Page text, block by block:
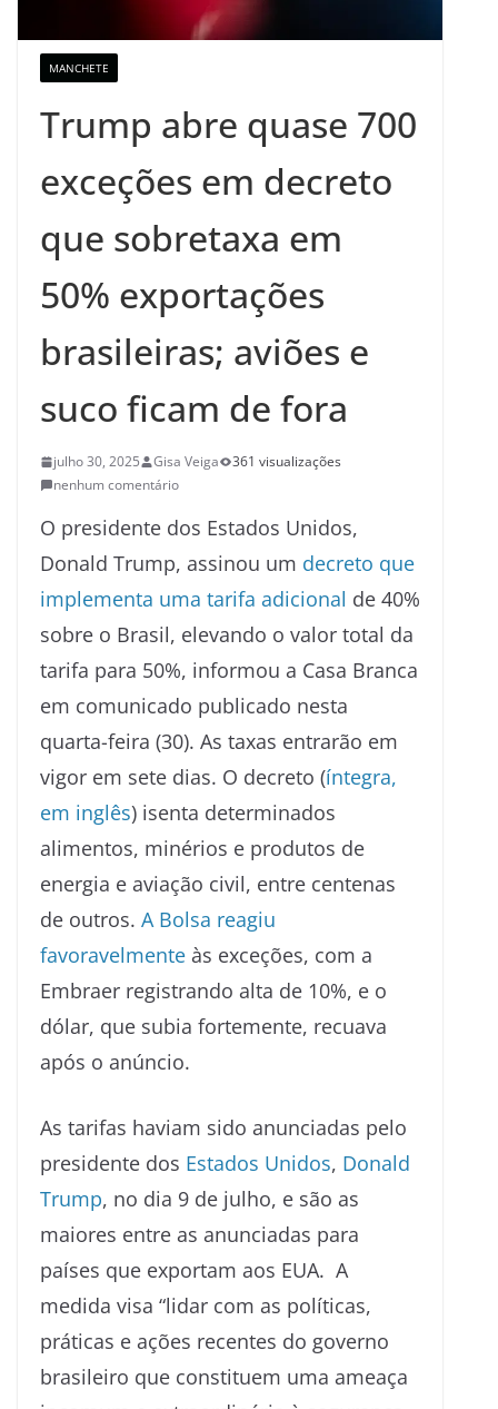
MANCHETE
Trump abre quase 700
exceções em decreto
que sobretaxa em
50% exportações
brasileiras; aviões e
suco ficam de fora
julho 30, 2025 Gisa Veiga
361 visualizações
nenhum comentário
O presidente dos Estados Unidos,
Donald Trump, assinou um decreto que
implementa uma tarifa adicional de 40%
sobre o Brasil, elevando o valor total da
tarifa para 50%, informou a Casa Branca
em comunicado publicado nesta
quarta-feira (30). As taxas entrarão em
vigor em sete dias. O decreto (íntegra,
em inglês) isenta determinados
alimentos, minérios e produtos de
energia e aviação civil, entre centenas
de outros. A Bolsa reagiu
favoravelmente às exceções, com a
Embraer registrando alta de 10%, e o
dólar, que subia fortemente, recuava
após o anúncio.
As tarifas haviam sido anunciadas pelo
presidente dos Estados Unidos, Donald
Trump, no dia 9 de julho, e são as
maiores entre as anunciadas para
países que exportam aos EUA. A
medida visa “lidar com as políticas,
práticas e ações recentes do governo
brasileiro que constituem uma ameaça